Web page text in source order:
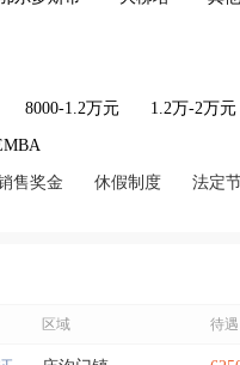
8000-1.2万元 1.2万-2万元
售奖金 休假制度 法定
区域 待遇